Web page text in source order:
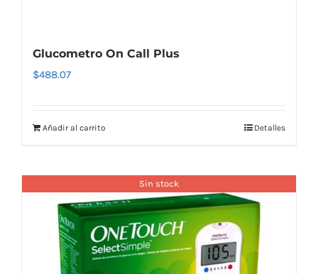
Glucometro On Call Plus
$488.07
Añadir al carrito Detalles
Sin stock